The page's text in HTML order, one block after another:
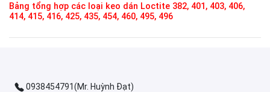
Bảng tổng hợp các loại keo dán Loctite 382, 401, 403, 406,
414, 415, 416, 425, 435, 454, 460, 495, 496
0938454791(Mr. Huỳnh Đạt)